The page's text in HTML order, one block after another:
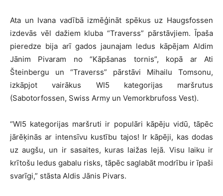
Ata un Ivana vadībā izmēģināt spēkus uz Haugsfossen
izdevās vēl dažiem kluba “Traverss” pārstāvjiem. Īpaša
pieredze bija arī gados jaunajam ledus kāpējam Aldim
Jānim Pivaram no “Kāpšanas tornis”, kopā ar Ati
Šteinbergu un “Traverss” pārstāvi Mihailu Tomsonu,
izkāpjot vairākus WI5 kategorijas maršrutus
(Sabotorfossen, Swiss Army un Vemorkbrufoss Vest).
“WI5 kategorijas maršruti ir populāri kāpēju vidū, tāpēc
jārēķinās ar intensīvu kustību tajos! Ir kāpēji, kas dodas
uz augšu, un ir sasaites, kuras laižas lejā. Visu laiku ir
krītošu ledus gabalu risks, tāpēc saglabāt modrību ir īpaši
svarīgi,” stāsta Aldis Jānis Pivars.